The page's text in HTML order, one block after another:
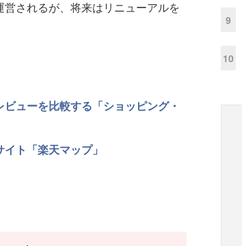
されるが、将来はリニューアルを
ューを比較する「ショッピング・
ト「楽天マップ」
9
10